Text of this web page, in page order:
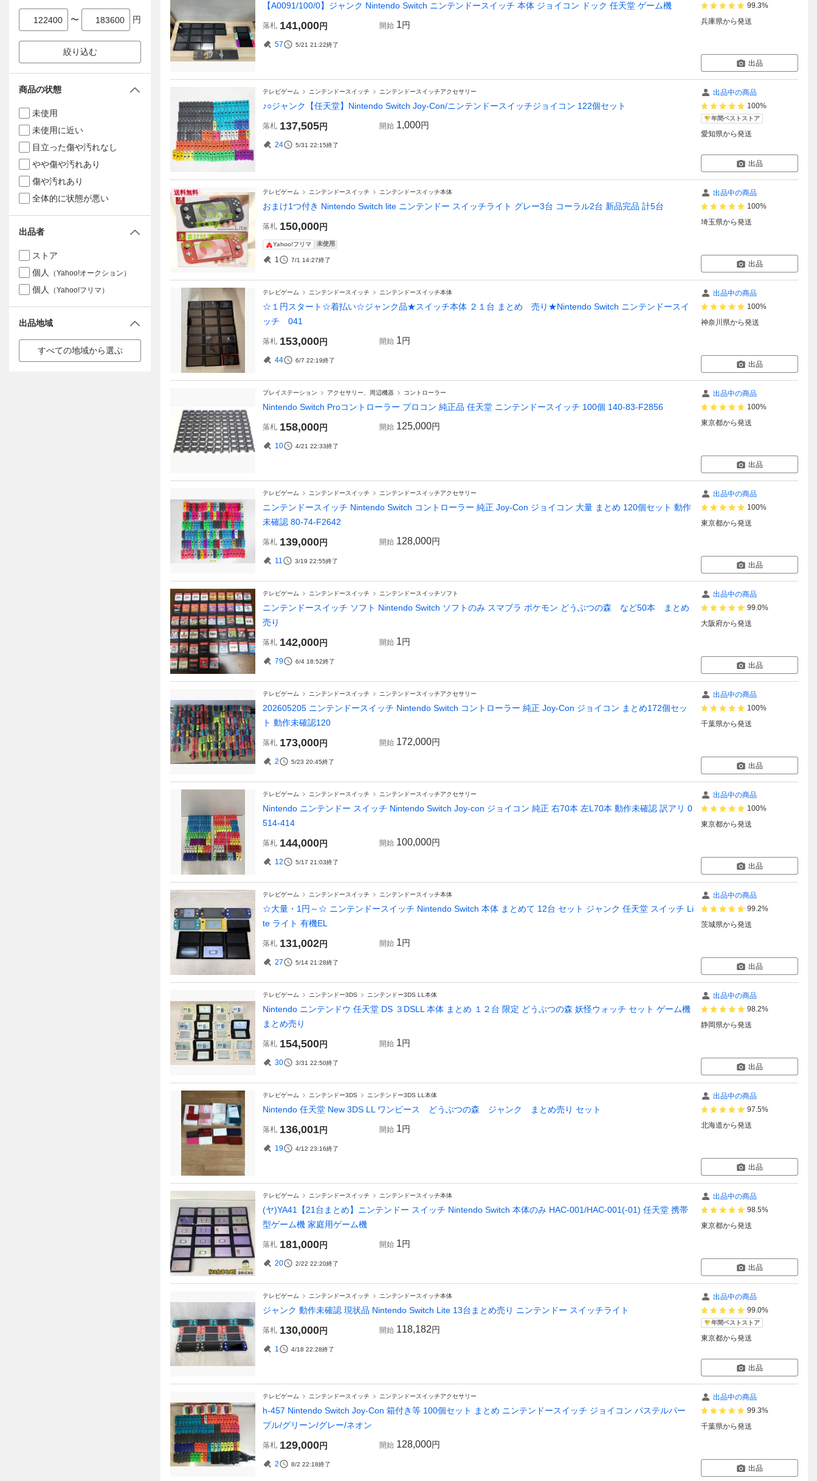
【A0091/100/0】ジャンク Nintendo Switch ニンテンドースイッチ 本体 ジョイコン ドック 任天堂 ゲーム機
落札 141,000円 開始 1円
57 5/21 21:22終了
99.3%
兵庫県から発送
出品
テレビゲーム ニンテンドースイッチ ニンテンドースイッチアクセサリー
♪○ジャンク【任天堂】Nintendo Switch Joy-Con/ニンテンドースイッチジョイコン 122個セット
落札 137,505円 開始 1,000円
24 5/31 22:15終了
出品中の商品
100%
年間ベストストア
愛知県から発送
出品
送料無料 テレビゲーム ニンテンドースイッチ ニンテンドースイッチ本体
おまけ1つ付き Nintendo Switch lite ニンテンドー スイッチライト グレー3台 コーラル2台 新品完品 計5台
落札 150,000円
Yahoo!フリマ 未使用
1 7/1 14:27終了
出品中の商品
100%
埼玉県から発送
出品
テレビゲーム ニンテンドースイッチ ニンテンドースイッチ本体
☆１円スタート☆着払い☆ジャンク品★スイッチ本体 ２１台 まとめ 売り★Nintendo Switch ニンテンドースイ
ッチ 041
落札 153,000円 開始 1円
44 6/7 22:19終了
出品中の商品
100%
神奈川県から発送
出品
プレイステーション アクセサリー、周辺機器 コントローラー
Nintendo Switch Proコントローラー プロコン 純正品 任天堂 ニンテンドースイッチ 100個 140-83-F2856
落札 158,000円 開始 125,000円
10 4/21 22:33終了
出品中の商品
100%
東京都から発送
出品
テレビゲーム ニンテンドースイッチ ニンテンドースイッチアクセサリー
ニンテンドースイッチ Nintendo Switch コントローラー 純正 Joy-Con ジョイコン 大量 まとめ 120個セット 動作
未確認 80-74-F2642
落札 139,000円 開始 128,000円
11 3/19 22:55終了
出品中の商品
100%
東京都から発送
出品
テレビゲーム ニンテンドースイッチ ニンテンドースイッチソフト
ニンテンドースイッチ ソフト Nintendo Switch ソフトのみ スマブラ ポケモン どうぶつの森 など50本 まとめ
売り
落札 142,000円 開始 1円
79 6/4 18:52終了
出品中の商品
99.0%
大阪府から発送
出品
テレビゲーム ニンテンドースイッチ ニンテンドースイッチアクセサリー
202605205 ニンテンドースイッチ Nintendo Switch コントローラー 純正 Joy-Con ジョイコン まとめ172個セッ
ト 動作未確認120
落札 173,000円 開始 172,000円
2 5/23 20:45終了
出品中の商品
100%
千葉県から発送
出品
テレビゲーム ニンテンドースイッチ ニンテンドースイッチアクセサリー
Nintendo ニンテンドー スイッチ Nintendo Switch Joy-con ジョイコン 純正 右70本 左L70本 動作未確認 訳アリ 0
514-414
落札 144,000円 開始 100,000円
12 5/17 21:03終了
出品中の商品
100%
東京都から発送
出品
テレビゲーム ニンテンドースイッチ ニンテンドースイッチ本体
☆大量・1円～☆ ニンテンドースイッチ Nintendo Switch 本体 まとめて 12台 セット ジャンク 任天堂 スイッチ Li
te ライト 有機EL
落札 131,002円 開始 1円
27 5/14 21:28終了
出品中の商品
99.2%
茨城県から発送
出品
テレビゲーム ニンテンドー3DS ニンテンドー3DS LL本体
Nintendo ニンテンドウ 任天堂 DS ３DSLL 本体 まとめ １２台 限定 どうぶつの森 妖怪ウォッチ セット ゲーム機
まとめ売り
落札 154,500円 開始 1円
30 3/31 22:50終了
出品中の商品
98.2%
静岡県から発送
出品
テレビゲーム ニンテンドー3DS ニンテンドー3DS LL本体
Nintendo 任天堂 New 3DS LL ワンピース どうぶつの森 ジャンク まとめ売り セット
落札 136,001円 開始 1円
19 4/12 23:16終了
出品中の商品
97.5%
北海道から発送
出品
テレビゲーム ニンテンドースイッチ ニンテンドースイッチ本体
(ヤ)YA41【21台まとめ】ニンテンドー スイッチ Nintendo Switch 本体のみ HAC-001/HAC-001(-01) 任天堂 携帯
型ゲーム機 家庭用ゲーム機
落札 181,000円 開始 1円
20 2/22 22:20終了
出品中の商品
98.5%
東京都から発送
出品
テレビゲーム ニンテンドースイッチ ニンテンドースイッチ本体
ジャンク 動作未確認 現状品 Nintendo Switch Lite 13台まとめ売り ニンテンドー スイッチライト
落札 130,000円 開始 118,182円
1 4/18 22:28終了
出品中の商品
99.0%
年間ベストストア
東京都から発送
出品
テレビゲーム ニンテンドースイッチ ニンテンドースイッチアクセサリー
h-457 Nintendo Switch Joy-Con 箱付き等 100個セット まとめ ニンテンドースイッチ ジョイコン パステルパー
プル/グリーン/グレー/ネオン
落札 129,000円 開始 128,000円
2 8/2 22:18終了
出品中の商品
99.3%
千葉県から発送
出品
〜 円
絞り込む
商品の状態
未使用
未使用に近い
目立った傷や汚れなし
やや傷や汚れあり
傷や汚れあり
全体的に状態が悪い
出品者
ストア
個人
（Yahoo!オークション）
個人 （Yahoo!フリマ）
出品地域
すべての地域から選ぶ